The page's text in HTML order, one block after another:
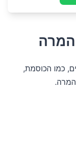
כמו הכוסמת,
המרה.